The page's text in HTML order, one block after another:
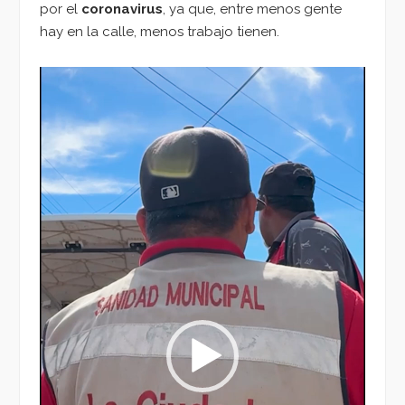
por el coronavirus, ya que, entre menos gente
hay en la calle, menos trabajo tienen.
Reproductor
vídeo